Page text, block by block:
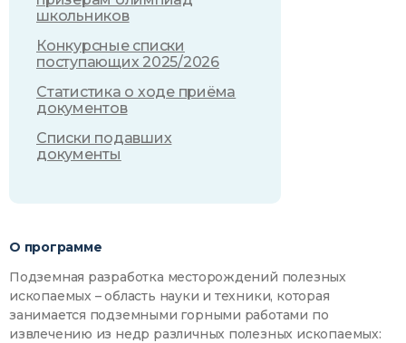
школьников
Конкурсные списки
поступающих 2025/2026
Статистика о ходе приёма
документов
Списки подавших
документы
О программе
Подземная разработка месторождений полезных
ископаемых – область науки и техники, которая
занимается подземными горными работами по
извлечению из недр различных полезных ископаемых: